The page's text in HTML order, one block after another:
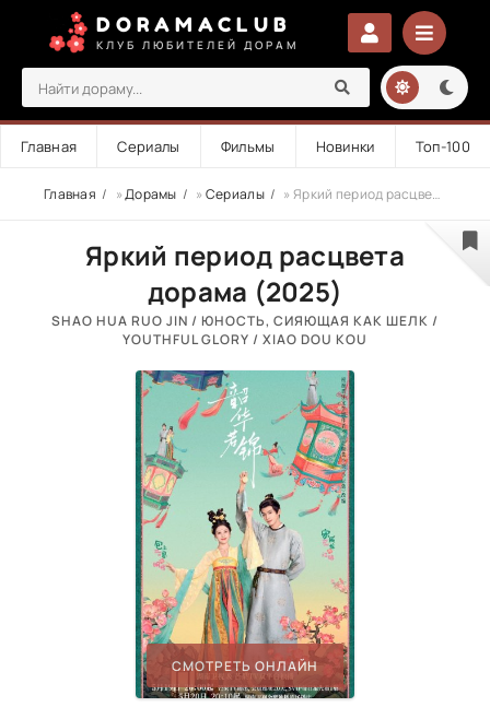
DORAMACLUB
КЛУБ ЛЮБИТЕЛЕЙ ДОРАМ
Главная Сериалы Фильмы Новинки Топ-100
Главная »Дорамы » Сериалы » Яркий период расцвета
Яркий период расцвета
дорама (2025)
SHAO HUA RUO JIN / ЮНОСТЬ, СИЯЮЩАЯ КАК ШЕЛК /
YOUTHFUL GLORY / XIAO DOU KOU
СМОТРЕТЬ ОНЛАЙН